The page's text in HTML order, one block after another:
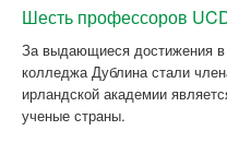
Шесть профессоров
За выдающиеся достижения в
колледжа Дублина стали
ирландской академии
ученые страны.